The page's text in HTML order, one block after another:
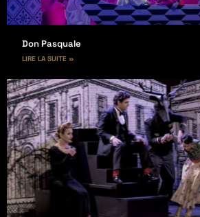
Don Pasquale
LIRE LA SUITE »